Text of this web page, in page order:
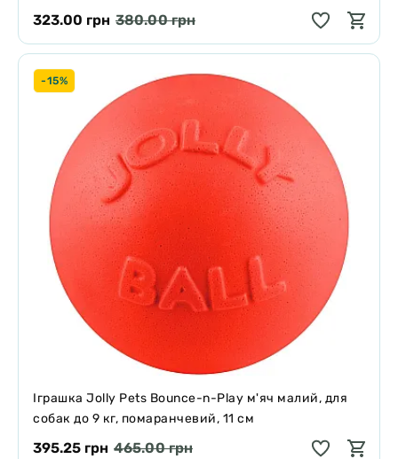
323.00 грн 380.00 грн
-15%
Іграшка Jolly Pets Bounce-n-Play м'яч малий, для
собак до 9 кг, помаранчевий, 11 см
395.25 грн 465.00 грн